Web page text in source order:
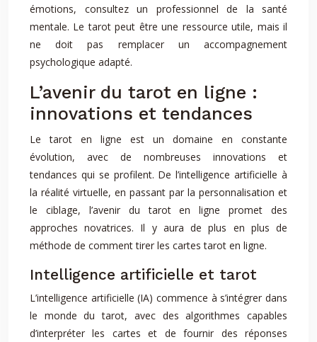
émotions, consultez un professionnel de la santé
mentale. Le tarot peut être une ressource utile, mais il
ne doit pas remplacer un accompagnement
psychologique adapté.
L’avenir du tarot en ligne :
innovations et tendances
Le tarot en ligne est un domaine en constante
évolution, avec de nombreuses innovations et
tendances qui se profilent. De l’intelligence artificielle à
la réalité virtuelle, en passant par la personnalisation et
le ciblage, l’avenir du tarot en ligne promet des
approches novatrices. Il y aura de plus en plus de
méthode de comment tirer les cartes tarot en ligne.
Intelligence artificielle et tarot
L’intelligence artificielle (IA) commence à s’intégrer dans
le monde du tarot, avec des algorithmes capables
d’interpréter les cartes et de fournir des réponses